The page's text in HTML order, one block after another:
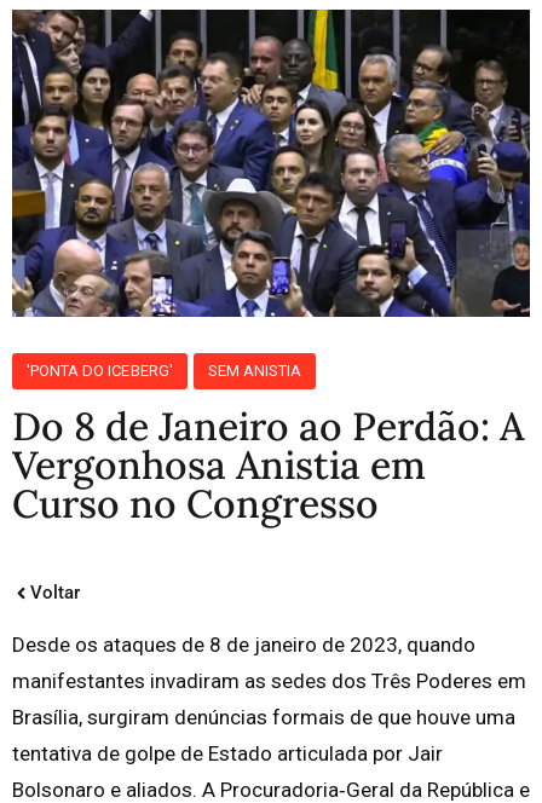
'PONTA DO ICEBERG' SEM ANISTIA
Do 8 de Janeiro ao Perdão: A
Vergonhosa Anistia em
Curso no Congresso
Voltar
Desde os ataques de 8 de janeiro de 2023, quando
manifestantes invadiram as sedes dos Três Poderes em
Brasília, surgiram denúncias formais de que houve uma
tentativa de golpe de Estado articulada por Jair
Bolsonaro e aliados. A Procuradoria‑Geral da República e